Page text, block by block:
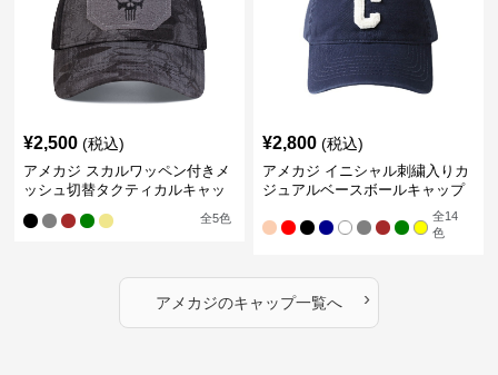
¥2,500 (税込)
アメカジ スカルワッペン付きメ
ッシュ切替タクティカルキャッ
全5色
¥2,800 (税込)
アメカジ イニシャル刺繍入りカ
ジュアルベースボールキャップ
全14
色
アメカジのキャップ一覧へ ›